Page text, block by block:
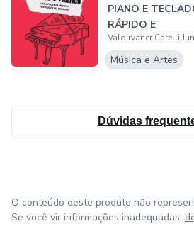
PIANO E
RÁPIDO E
PRÁTICO
Música e Artes
Dúvidas
O conteúdo deste produto não
Se você vir informações inadequadas,